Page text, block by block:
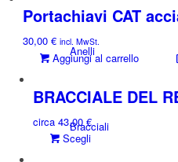
Anelli
Bracciali
era:
90,00 €.
è:
82,00 €.
Portachiavi CAT
30,00€ incl. MwSt.
Aggiungi al carrello
BRACCIALE DEL
circa43,00€
Scegli